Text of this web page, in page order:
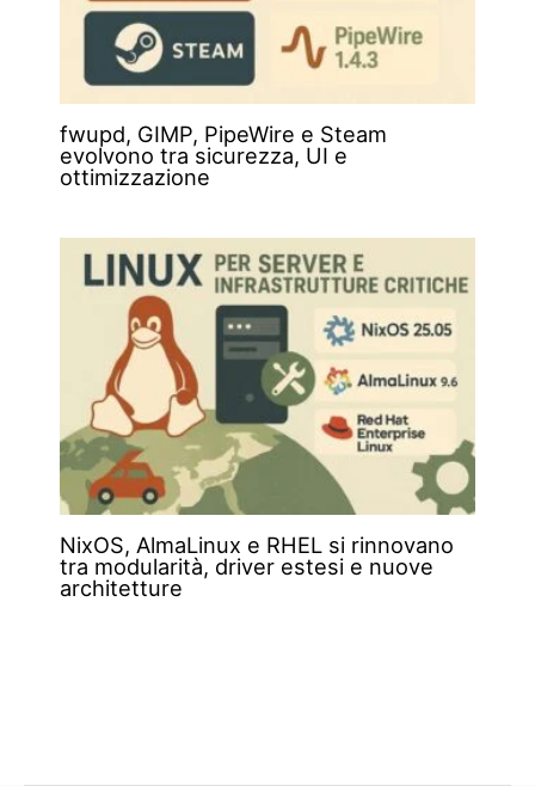
fwupd, GIMP, PipeWire e Steam
evolvono tra sicurezza, UI e
ottimizzazione
NixOS, AlmaLinux e RHEL si rinnovano
tra modularità, driver estesi e nuove
architetture